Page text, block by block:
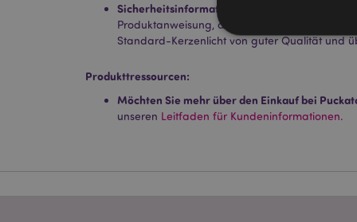
Sicherheitsinformationen:
Produktanweisung, die mit dem Produkt
Standard-Kerzenlicht von guter Qualität und
Produkttressourcen:
Möchten Sie mehr über den Einkauf bei
unseren Leitfaden für Kundeninformationen.
Streng-notwendige-
Ohne unbedingt